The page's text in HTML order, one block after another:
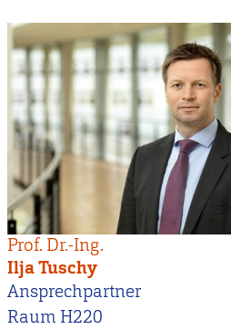
Prof. Dr.-Ing.
Ilja Tuschy
Ansprechpartner
Raum H220